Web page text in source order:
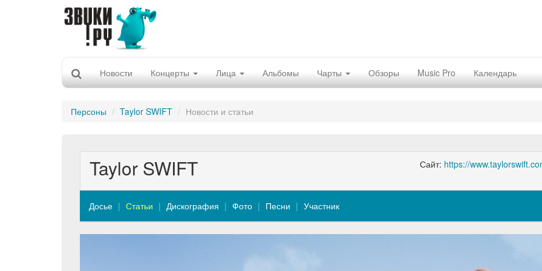
Новости Концерты Лица Альбомы Чарты Обзоры Music Pro Календарь
Персоны Taylor SWIFT Новости и статьи
Сайт: https://
Taylor SWIFT
Досье Статьи Дискография Фото Песни Участник